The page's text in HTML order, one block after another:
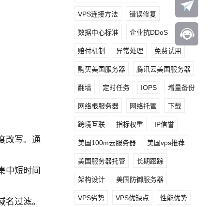
改写。通
中短时间
过滤。
VPS连接方法 错误修复
数据中心标准 企业抗DDoS
赔付机制 异常处理 免费试用
购买美国服务器 腾讯云美国服务器
翻墙 定时任务 IOPS 增量备份
网络根服务器 网络托管 下载
跨境互联 指标权重 IP信誉
美国100m云服务器 美国vps推荐
美国服务器托管 长期跟踪
架构设计 美国防御服务器
VPS劣势 VPS优缺点 性能优势